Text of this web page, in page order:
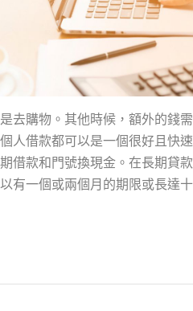
去購物。其他時候，額外的錢
人借款都可以是一個很好且快
借款和門號換現金。在長期貸
有一個或兩個月的期限或長達